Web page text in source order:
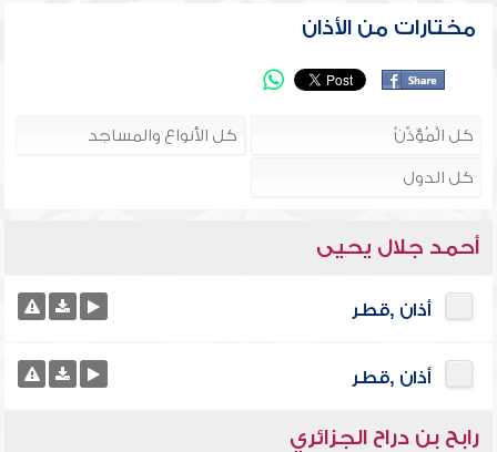
مختارات من الأذان
أحمد جلال يحيى
أذان ,قطر
أذان ,قطر
رابح بن دراح الجزائري